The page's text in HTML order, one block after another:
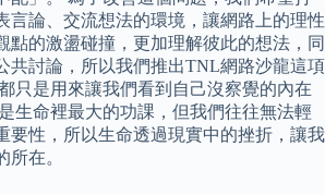
言論、交流想法的環境，讓網路上的理性
點的激盪碰撞，更加理解彼此的想法，同
共討論，所以我們推出TNL網路沙龍這項
只是用來讓我們看到自己沒察覺的內在
生命裡最大的功課，但我們往往無法輕
要性，所以生命透過現實中的挫折，讓我
在。